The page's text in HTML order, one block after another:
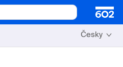
Česky